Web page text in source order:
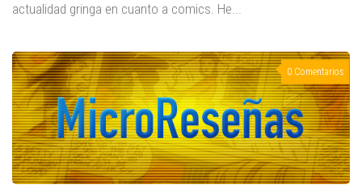
actualidad gringa en cuanto a comics. He...
0 Comentarios